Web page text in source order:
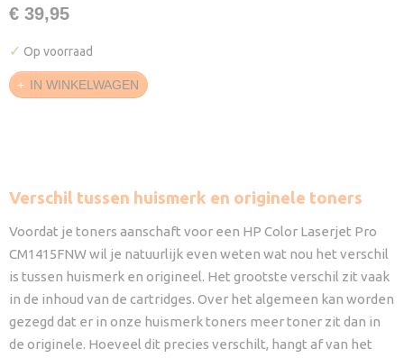
€ 39,95
✓ Op voorraad
IN WINKELWAGEN
Verschil tussen huismerk en originele toners
Voordat je toners aanschaft voor een HP Color Laserjet Pro
CM1415FNW wil je natuurlijk even weten wat nou het verschil
is tussen huismerk en origineel. Het grootste verschil zit vaak
in de inhoud van de cartridges. Over het algemeen kan worden
gezegd dat er in onze huismerk toners meer toner zit dan in
de originele. Hoeveel dit precies verschilt, hangt af van het